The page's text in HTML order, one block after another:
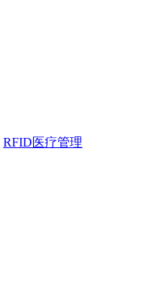
RFID医疗管理